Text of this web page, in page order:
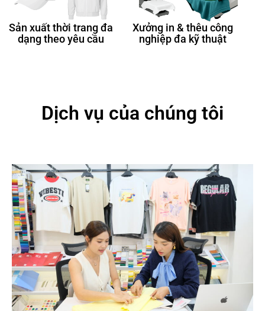
Sản xuất thời trang đa
dạng theo yêu cầu
Xưởng in & thêu công
nghiệp đa kỹ thuật
Dịch vụ của chúng tôi